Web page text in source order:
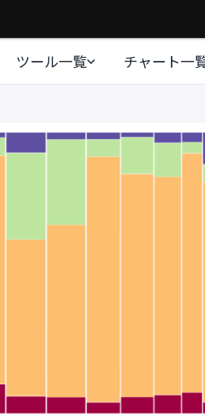
ツール一覧 チャート一